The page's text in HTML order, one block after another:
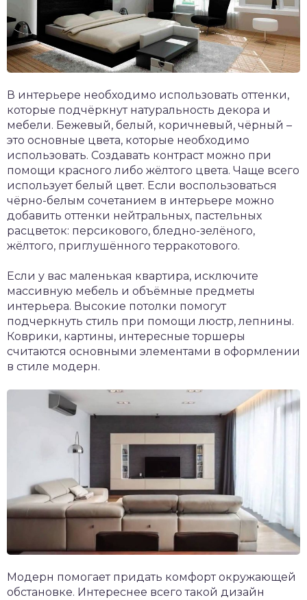
В интерьере необходимо использовать оттенки,
которые подчёркнут натуральность декора и
мебели. Бежевый, белый, коричневый, чёрный –
это основные цвета, которые необходимо
использовать. Создавать контраст можно при
помощи красного либо жёлтого цвета. Чаще всего
использует белый цвет. Если воспользоваться
чёрно-белым сочетанием в интерьере можно
добавить оттенки нейтральных, пастельных
расцветок: персикового, бледно-зелёного,
жёлтого, приглушённого терракотового.
Если у вас маленькая квартира, исключите
массивную мебель и объёмные предметы
интерьера. Высокие потолки помогут
подчеркнуть стиль при помощи люстр, лепнины.
Коврики, картины, интересные торшеры
считаются основными элементами в оформлении
в стиле модерн.
Модерн помогает придать комфорт окружающей
обстановке. Интереснее всего такой дизайн